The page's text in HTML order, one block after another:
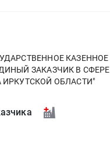
КАЗЕННОЕ
ЗАКАЗЧИК В СФЕРЕ
ИРКУТСКОЙ ОБЛАСТИ"